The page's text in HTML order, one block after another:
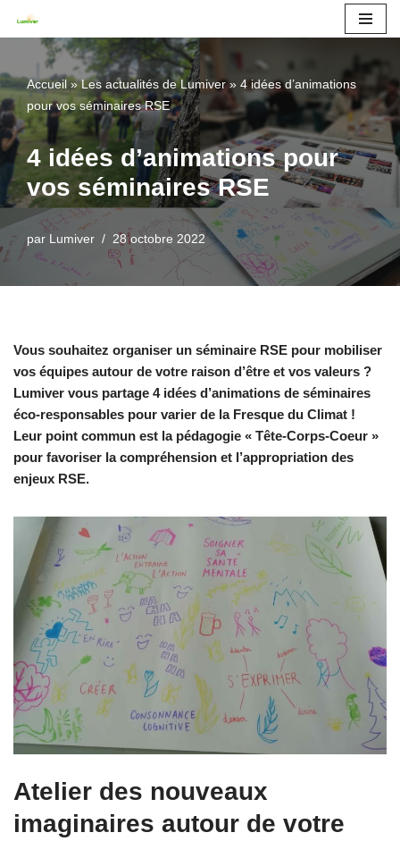
contenu
Accueil»Les actualités de Lumiver» 4 idées d’animations
pour vos séminaires RSE
4 idées d’animations pour
vos séminaires RSE
par Lumiver 28 octobre 2022
Vous souhaitez organiser un séminaire RSE pour mobiliser
vos équipes autour de votre raison d’être et vos valeurs ?
Lumiver vous partage 4 idées d’animations de séminaires
éco-responsables pour varier de la Fresque du Climat !
Leur point commun est la pédagogie « Tête-Corps-Coeur »
pour favoriser la compréhension et l’appropriation des
enjeux RSE.
Atelier des nouveaux
imaginaires autour de votre